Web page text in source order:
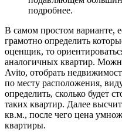
подробнее.
В самом простом варианте,
грамотно определить
оценщик, то
аналогичных квартир.
Avito, отобрать
по месту расположения,
определить, сколько будет
таких квартир. Далее
кв.м., после чего цена
квартиры.